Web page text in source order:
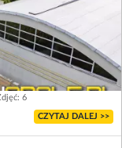
6
CZYTAJ DALEJ >>